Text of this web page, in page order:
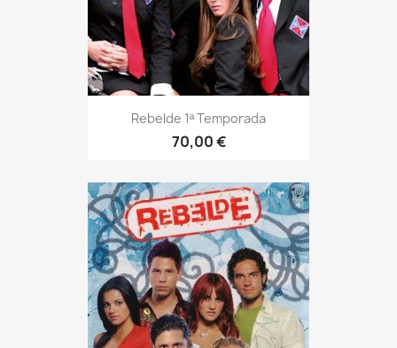
Rebelde 1ª Temporada
70,00 €